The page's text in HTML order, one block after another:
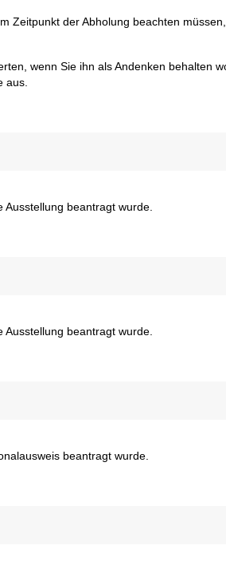
Zeitpunkt der Abholung beachten
wenn Sie ihn als Andenken behalten
aus.
beantragt wurde.
beantragt wurde.
beantragt wurde.